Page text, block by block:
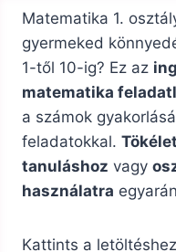
Matematika 1.
gyermeked
1-től 10-ig? Ez az
matematika
a számok
feladatokkal.
tanuláshoz vagy
használatra
Kattints a